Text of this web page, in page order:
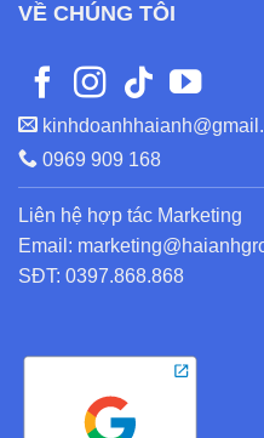
VỀ CHÚNG TÔI
0969 909 168
Liên hệ hợp tác Marketing
Email:
SĐT: 0397.868.868